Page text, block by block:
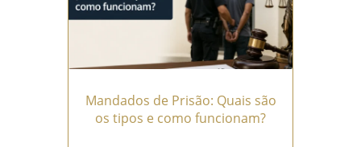
Mandados de Prisão: Quais são
os tipos e como funcionam?